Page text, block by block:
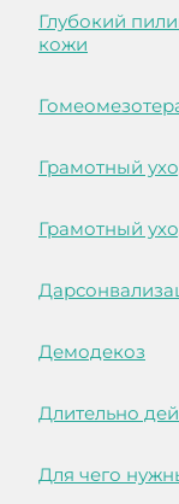
Глубокий
кожи
Грамотный
Грамотный
Демодекоз
Длительно
Для чего